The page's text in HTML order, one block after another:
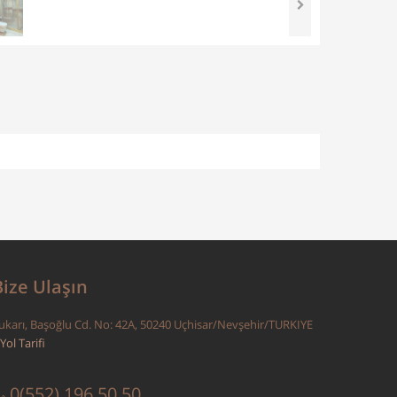
Ulaşın
Başoğlu Cd. No: 42A, 50240 Uçhisar/Nevşehir/TURKIYE
Tarifi